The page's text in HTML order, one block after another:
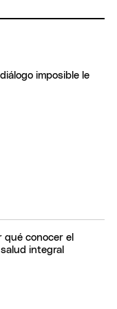
imposible le
qué conocer el
integral